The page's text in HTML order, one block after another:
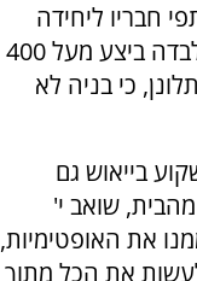
חבריו ליחידה
הוא חסר תקדים.במלחמה הנוכחית לבדה ביצע מעל 400
כי בניה לא
בייאוש גם
שואב י'
את האופטימיות,
את הכל מתוך